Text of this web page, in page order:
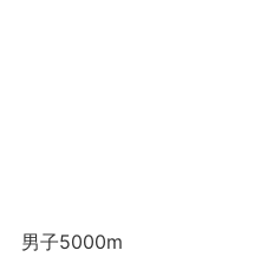
男子5000m